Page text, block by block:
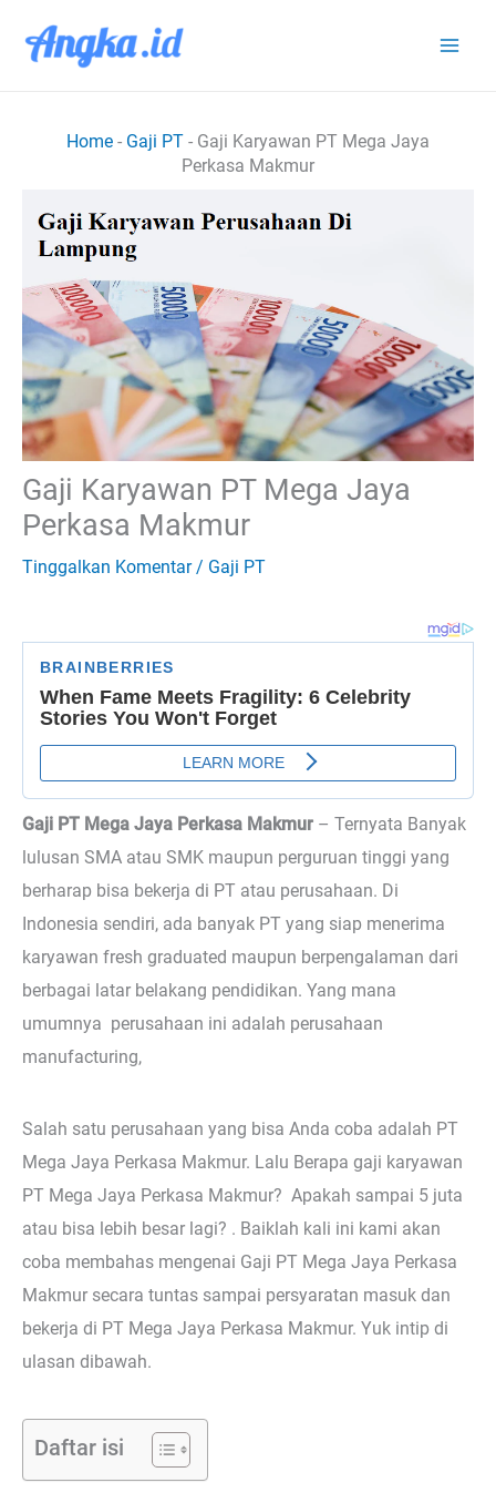
Home - Gaji PT - Gaji Karyawan PT Mega Jaya
Perkasa Makmur
Gaji Karyawan PT Mega Jaya
Perkasa Makmur
Tinggalkan Komentar / Gaji PT
Gaji PT Mega Jaya Perkasa Makmur – Ternyata Banyak
lulusan SMA atau SMK maupun perguruan tinggi yang
berharap bisa bekerja di PT atau perusahaan. Di
Indonesia sendiri, ada banyak PT yang siap menerima
karyawan fresh graduated maupun berpengalaman dari
berbagai latar belakang pendidikan. Yang mana
umumnya perusahaan ini adalah perusahaan
manufacturing,
Salah satu perusahaan yang bisa Anda coba adalah PT
Mega Jaya Perkasa Makmur. Lalu Berapa gaji karyawan
PT Mega Jaya Perkasa Makmur? Apakah sampai 5 juta
atau bisa lebih besar lagi? . Baiklah kali ini kami akan
coba membahas mengenai Gaji PT Mega Jaya Perkasa
Makmur secara tuntas sampai persyaratan masuk dan
bekerja di PT Mega Jaya Perkasa Makmur. Yuk intip di
ulasan dibawah.
Daftar isi